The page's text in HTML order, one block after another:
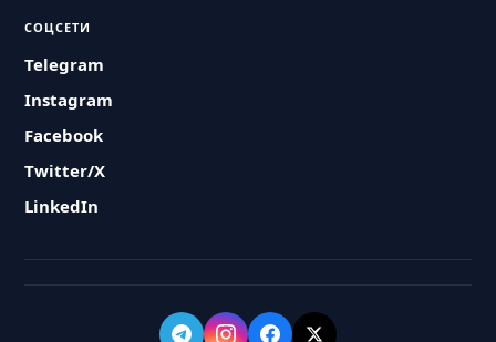
СОЦСЕТИ
Telegram
Instagram
Facebook
Twitter/X
LinkedIn